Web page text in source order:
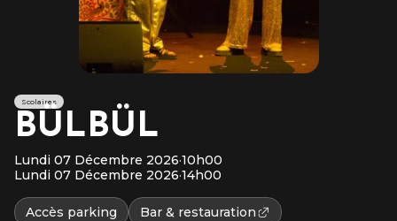
Scolaires
BÜLBÜL
Lundi 07 Décembre 2026·10h00
Lundi 07 Décembre 2026·14h00
Accès parking
Bar & restauration